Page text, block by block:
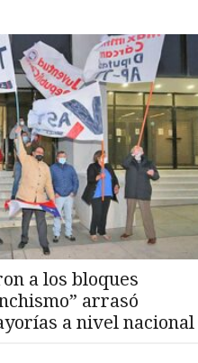
a los bloques
arrasó
a nivel nacional